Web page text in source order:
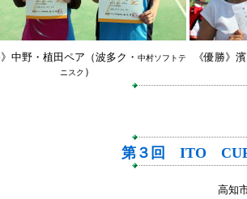
》中野・植田ペア（波多ク・ 中村ソフトテ
ニスク ）
《優勝》
第３回 ITO
高知